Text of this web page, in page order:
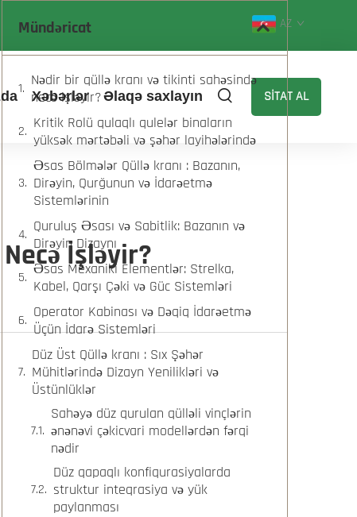
AZ
Xəbərlər Əlaqə saxlayın SİTAT AL
İşləyir?
Mündəricat
Nədir bir qüllə kranı və tikinti sahəsində
necə işləyir?
Kritik Rolü qulaqlı qulelər binaların
yüksək mərtəbəli və şəhər layihələrində
Əsas Bölmələr Qüllə kranı : Bazanın,
Dirəyin, Qurğunun və İdarəetmə
Sistemlərinin
Quruluş Əsası və Sabitlik: Bazanın və
Dirəyin Dizaynı
Əsas Mexaniki Elementlər: Strelka,
Kabel, Qarşı Çəki və Güc Sistemləri
Operator Kabinası və Dəqiq İdarəetmə
Üçün İdarə Sistemləri
Düz Üst Qüllə kranı : Sıx Şəhər
Mühitlərində Dizayn Yenilikləri və
Üstünlüklər
Sahəyə düz qurulan qülləli vinçlərin
ənənəvi çəkicvari modellərdən fərqi
nədir
Düz qapaqlı konfiqurasiyalarda
struktur inteqrasiya və yük
paylanması